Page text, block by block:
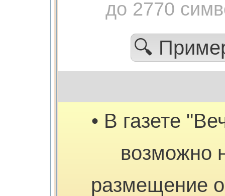
до 2770
🔍
• В газете
возможно
размещение